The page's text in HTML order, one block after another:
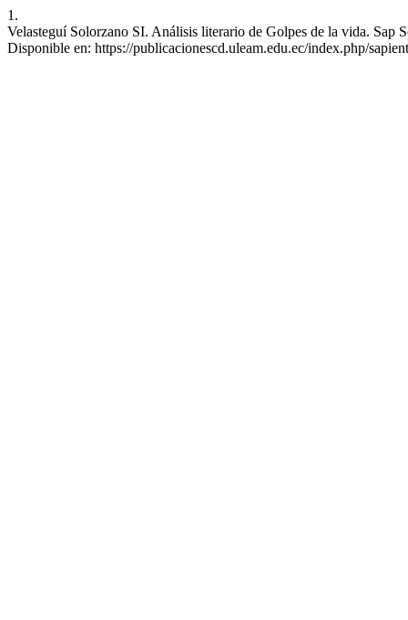
1.
Velasteguí Solorzano SI. Análisis literario de Golpes de la vida. Sap
Disponible en: https://publicacionescd.uleam.edu.ec/index.php/